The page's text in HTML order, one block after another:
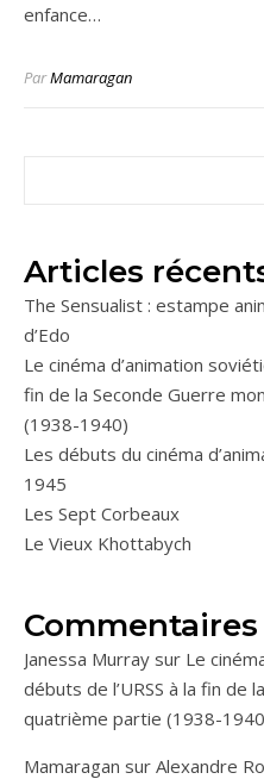
enfance…
ParMamaragan
Articles
The Sensualist : estampe
d’Edo
Le cinéma d’animation
fin de la Seconde Guerre
(1938-1940)
Les débuts du cinéma
1945
Les Sept Corbeaux
Le Vieux Khottabych
Janessa Murray sur Le
débuts de l’URSS à la fin de
quatrième partie (1938-
Mamaragan sur Alexandre